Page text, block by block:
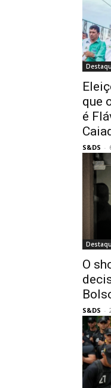
que
é
S&DS -
O
S&DS -